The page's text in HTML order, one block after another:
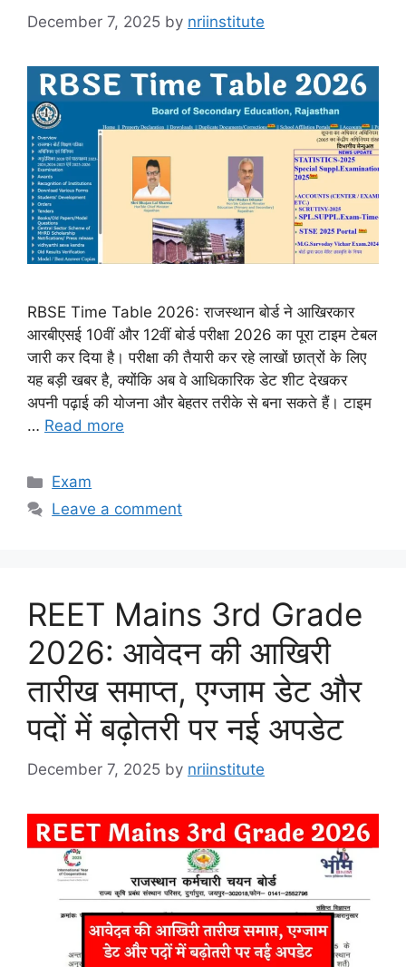
December 7, 2025 by nriinstitute
RBSE Time Table 2026: राजस्थान बोर्ड ने आखिरकार
आरबीएसई 10वीं और 12वीं बोर्ड परीक्षा 2026 का पूरा टाइम टेबल
जारी कर दिया है। परीक्षा की तैयारी कर रहे लाखों छात्रों के लिए
यह बड़ी खबर है, क्योंकि अब वे आधिकारिक डेट शीट देखकर
अपनी पढ़ाई की योजना और बेहतर तरीके से बना सकते हैं। टाइम
… Read more
Categories
Exam
Leave a comment
REET Mains 3rd Grade
2026: आवेदन की आखिरी
तारीख समाप्त, एग्जाम डेट और
पदों में बढ़ोतरी पर नई अपडेट
December 7, 2025 by nriinstitute